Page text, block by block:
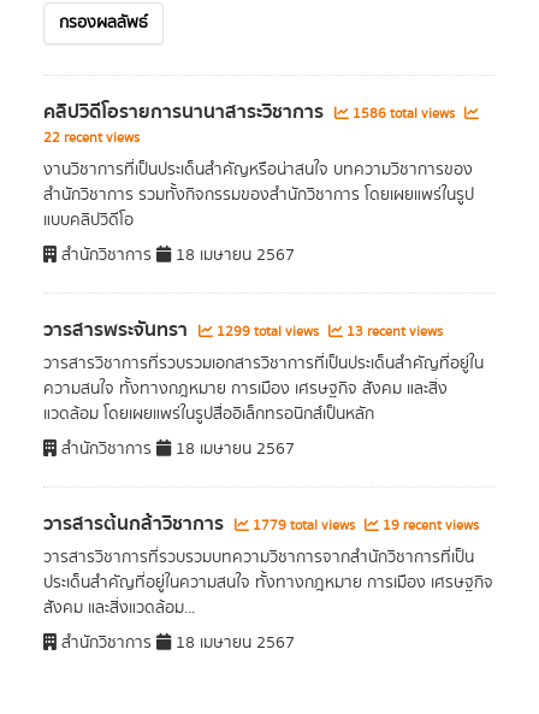
กรองผลลัพธ์
คลิปวิดีโอรายการนานาสาระวิชาการ
1586 total views
22 recent views
งานวิชาการที่เป็นประเด็นสำคัญหรือน่าสนใจ บทความวิชาการของ
สำนักวิชาการ รวมทั้งกิจกรรมของสำนักวิชาการ โดยเผยแพร่ในรูป
แบบคลิปวิดีโอ
สำนักวิชาการ
18 เมษายน 2567
วารสารพระจันทรา 1299 total views 13 recent views
วารสารวิชาการที่รวบรวมเอกสารวิชาการที่เป็นประเด็นสำคัญที่อยู่ใน
ความสนใจ ทั้งทางกฎหมาย การเมือง เศรษฐกิจ สังคม และสิ่ง
แวดล้อม โดยเผยแพร่ในรูปสื่ออิเล็กทรอนิกส์เป็นหลัก
สำนักวิชาการ
18 เมษายน 2567
วารสารต้นกล้าวิชาการ 1779 total views 19 recent views
วารสารวิชาการที่รวบรวมบทความวิชาการจากสำนักวิชาการที่เป็น
ประเด็นสำคัญที่อยู่ในความสนใจ ทั้งทางกฎหมาย การเมือง เศรษฐกิจ
สังคม และสิ่งแวดล้อม...
สำนักวิชาการ
18 เมษายน 2567